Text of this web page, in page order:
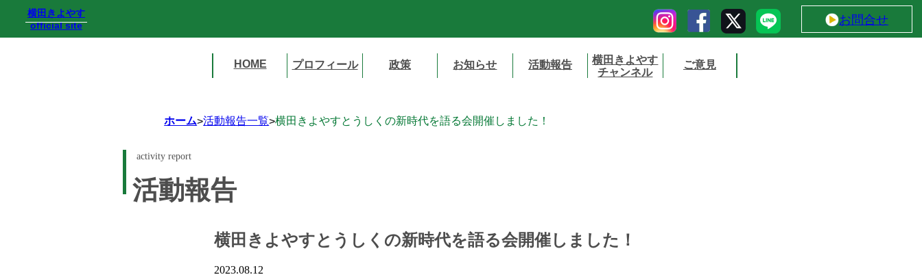
横田きよやす
official site
お問合せ
HOME プロフィール 政策 お知らせ 活動報告
横田きよやす
チャンネル
ご意見
ホーム>活動報告一覧>横田きよやすとうしくの新時代を語る会開催しました！
activity report
活動報告
横田きよやすとうしくの新時代を語る会開催しました！
2023.08.12